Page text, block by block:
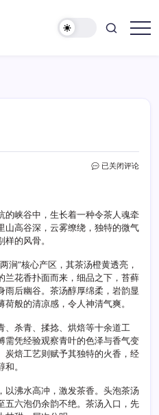
牛
仙
已关闭评论
的峡谷中，生长着一种令茶人魂牵
高谷深，云雾缭绕，独特的微气
的风骨。
涧”核心产区，其茶汤橙黄透亮，
兰花香扑面而来，细品之下，苔藓
雨后幽谷。茶汤醇厚绵柔，岩韵显
般的清凉感，令人神清气爽。
、杀青、揉捻、烘焙等十余道工
需凭经验观察青叶的色泽与香气变
炭焙工艺则赋予其独特的火香，经
。
以沸水高冲，激发茶香。头泡茶汤
五六泡仍余韵不绝。茶汤入口，先